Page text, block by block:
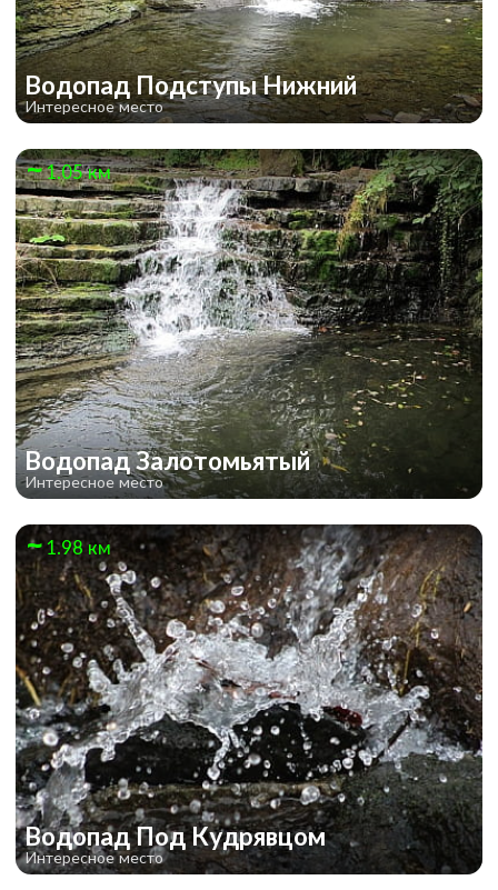
Водопад Подступы Нижний
Интересное место
1.05 км
Водопад Залотомьятый
Интересное место
1.98 км
Водопад Под Кудрявцом
Интересное место